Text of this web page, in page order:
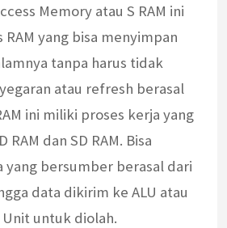
Memory atau S RAM ini
RAM yang bisa menyimpan
tanpa harus tidak
atau refresh berasal
ini miliki proses kerja yang
dan SD RAM. Bisa
yang bersumber berasal dari
data dikirim ke ALU atau
untuk diolah.